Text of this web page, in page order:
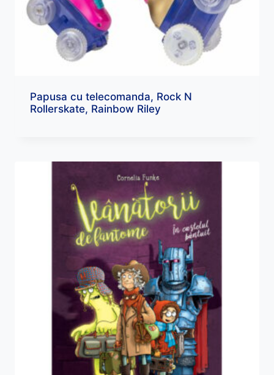
Papusa cu telecomanda, Rock N
Rollerskate, Rainbow Riley